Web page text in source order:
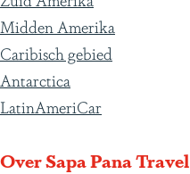
Midden Amerika
Caribisch gebied
Antarctica
LatinAmeriCar
Over Sapa Pana Travel